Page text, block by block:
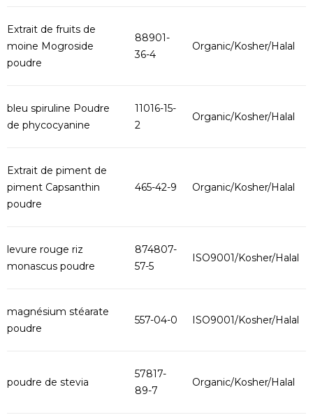
Extrait de fruits de
moine Mogroside
poudre
88901-
36-4
Organic/Kosher/Halal
bleu spiruline Poudre
de phycocyanine
11016-15-
2
Organic/Kosher/Halal
Extrait de piment de
piment Capsanthin
poudre
465-42-9 Organic/Kosher/Halal
levure rouge riz
monascus poudre
874807-
57-5
ISO9001/Kosher/Halal
magnésium stéarate
poudre
557-04-0 ISO9001/Kosher/Halal
poudre de stevia
57817-
89-7
Organic/Kosher/Halal